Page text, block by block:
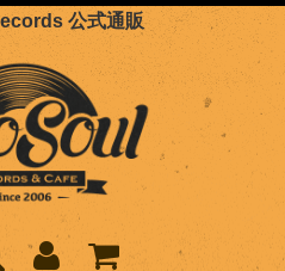
公式通販